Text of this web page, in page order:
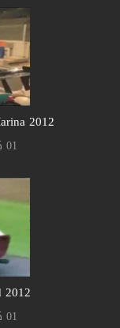
2012
01 كانون الثاني 2013, 12:00 ص
2012
01 كانون الثاني 2013, 12:00 ص